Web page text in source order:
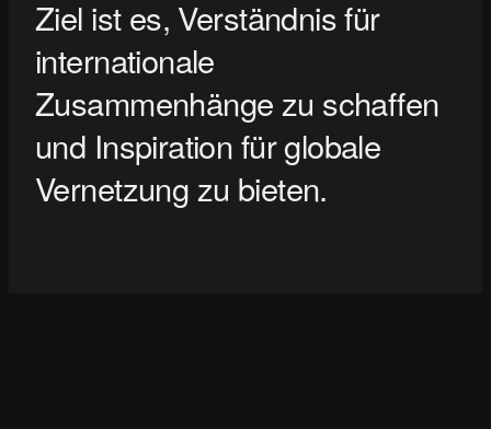
Ziel ist es, Verständnis für
internationale
Zusammenhänge zu schaffen
und Inspiration für globale
Vernetzung zu bieten.